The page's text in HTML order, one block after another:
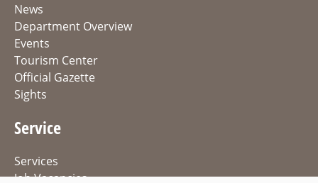
News
Department Overview
Events
Tourism Center
Official Gazette
Sights
Service
Services
Job Vacancies